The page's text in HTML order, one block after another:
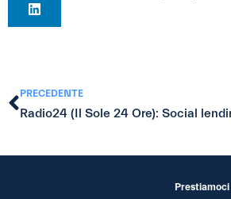
PRECEDENTE
Prestiamoci